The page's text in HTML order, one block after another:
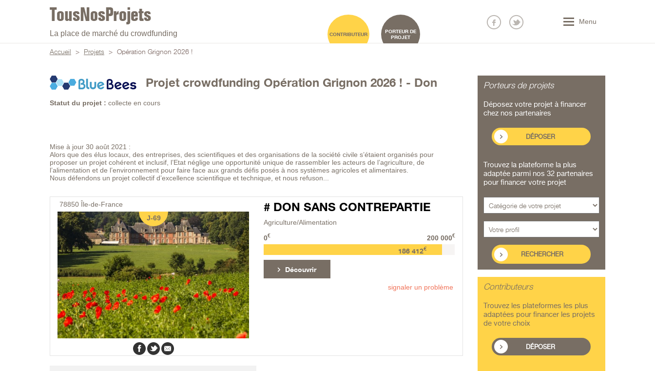
La place de marché du crowdfunding CONTRIBUTEUR
PORTEUR DE
PROJET
Menu
Accueil > Projets > Opération Grignon 2026 !
Projet crowdfunding Opération Grignon 2026 ! - Don
Statut du projet : collecte en cours
Mise à jour 30 août 2021 :
Alors que des élus locaux, des entreprises, des scientifiques et des organisations de la société civile s’étaient organisés pour
proposer un projet cohérent et inclusif, l’Etat néglige une opportunité unique de rassembler les acteurs de l’agriculture, de
l’alimentation et de l’environnement pour faire face aux grands défis posés à nos systèmes agricoles et alimentaires.
Nous défendons un projet collectif d’excellence scientifique et technique, et nous refuson...
78850 Île-de-France
J-69
# DON SANS CONTREPARTIE
Agriculture/Alimentation
0€ 200 000€
186 412€
Découvrir
signaler un problème
Porteurs de projets
Déposez votre projet à financer
chez nos partenaires
DÉPOSER
Trouvez la plateforme la plus
adaptée parmi nos 32 partenaires
pour financer votre projet
Contributeurs
Trouvez les plateformes les plus
adaptées pour financer les projets
de votre choix
DÉPOSER